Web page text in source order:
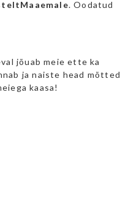
. Oodatud
jõuab meie ette ka
ja naiste head mõtted
kaasa!